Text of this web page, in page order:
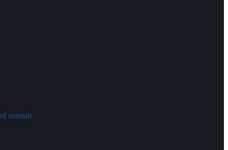
animals